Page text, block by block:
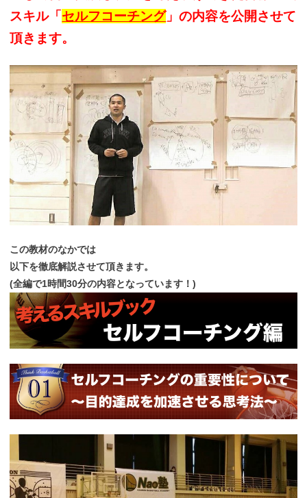
スキル「 セルフコーチング」の内容を公開させて
頂きます。
この教材のなかでは
以下を徹底解説させて頂きます。
(全編で1時間30分の内容となっています！)